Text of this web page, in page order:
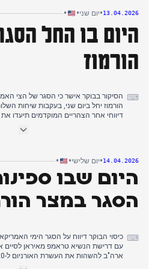
שני וחיברו אותו למשא ומתן הכושל.
דיווחי הלילה המאוחר אישרו הכנות
רמז לפתיחות להסכם אם וושינגטון
13.04.2026
•יום שני•
•
היום בו החל
הורמוז
⌨ הסיקור בבוקר אישר כי הסגר של הצי
הורמוז יחל ביום שני, בעקבות שיחות
דיווחי אחר הצהריים המוקדמים תיעדו
להטביע ספינות איראניות מתקרבות.
דיווחי חצות הלילה המשיכו בסיקור
חדשות, לצד התפטרויות פוליטיות לא
14.04.2026
•יום שלישי•
•
היום שבו
הסגר במצר
⌨ כיסוי הבוקר דיווח על הסגר הימי
עם דרישת הנשיא טראמפ מאיראן לסיים
ארה"ב להשהות את העשרת האורניום ל-20 שנה.